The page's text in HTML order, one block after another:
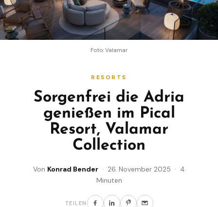
Foto: Valamar
RESORTS
Sorgenfrei die Adria
genießen im Pical
Resort, Valamar
Collection
Von Konrad Bender · 26. November 2025 · 4
Minuten
TEILEN